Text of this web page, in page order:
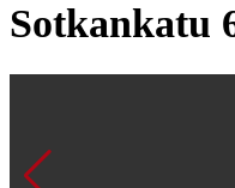
Sotkankatu